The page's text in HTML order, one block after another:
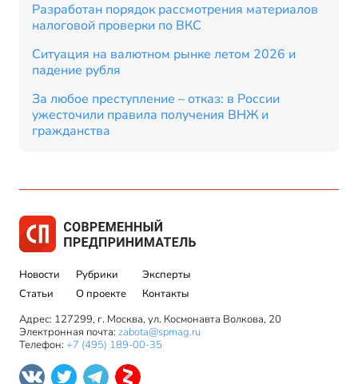
Разработан порядок рассмотрения материалов
налоговой проверки по ВКС
Ситуация на валютном рынке летом 2026 и
падение рубля
За любое преступление – отказ: в России
ужесточили правила получения ВНЖ и
гражданства
Новости
Статьи
Рубрики
О проекте
Эксперты
Контакты
Адрес: 127299, г. Москва, ул. Космонавта Волкова, 20
Электронная почта: zabota@spmag.ru
Телефон: +7 (495) 189-00-35